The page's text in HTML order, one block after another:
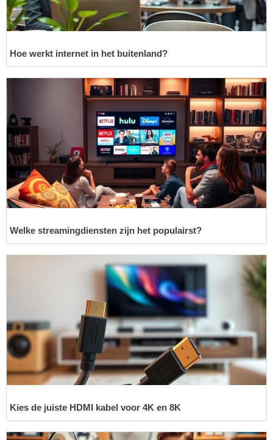
Hoe werkt internet in het buitenland?
Welke streamingdiensten zijn het populairst?
Kies de juiste HDMI kabel voor 4K en 8K